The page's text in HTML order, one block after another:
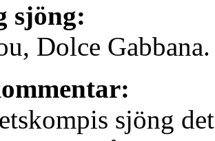
sjöng:
Dolce Gabbana.
sjöng